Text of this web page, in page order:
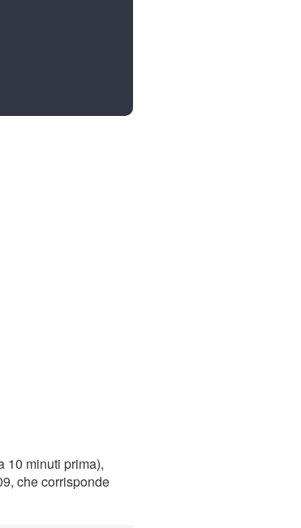
10 minuti prima),
che corrisponde